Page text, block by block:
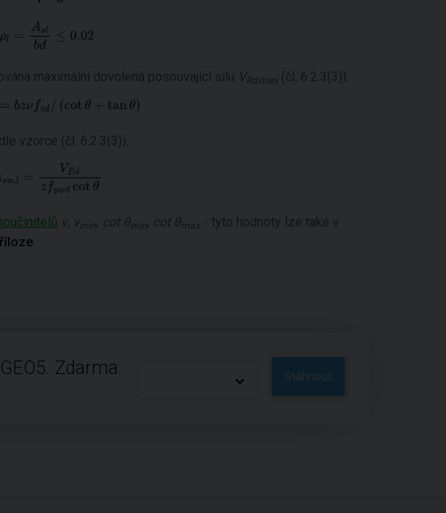
maximální dovolená posouvající sílu VRd,max (čl. 6.2.3(3)).
vzorce (čl. 6.2.3(3)):
ν, νmin , cot θmin , cot θmax - tyto hodnoty lze také v
Zdarma. Stáhnout